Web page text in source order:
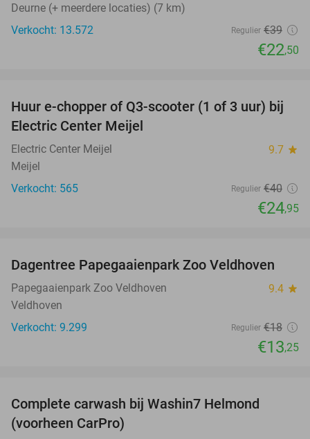
Deurne (+ meerdere locaties) (7 km)
Verkocht: 13.572
Regulier €39
€22,50
38%
Huur e-chopper of Q3-scooter (1 of 3 uur) bij
Electric Center Meijel
Electric Center Meijel 9.7 star
Meijel
Verkocht: 565
Regulier €40
€24,95
26%
Dagentree Papegaaienpark Zoo Veldhoven
Papegaaienpark Zoo Veldhoven 9.4 star
Veldhoven
Verkocht: 9.299
Regulier €18
€13,25
Complete carwash bij Washin7 Helmond
(voorheen CarPro)